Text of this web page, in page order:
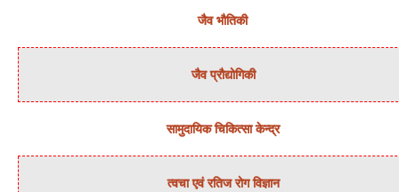
जैव भौतिकी
जैव प्रौद्योगिकी
सामुदायिक चिकित्‍सा केन्‍द्र
त्‍वचा एवं रतिज रोग विज्ञान